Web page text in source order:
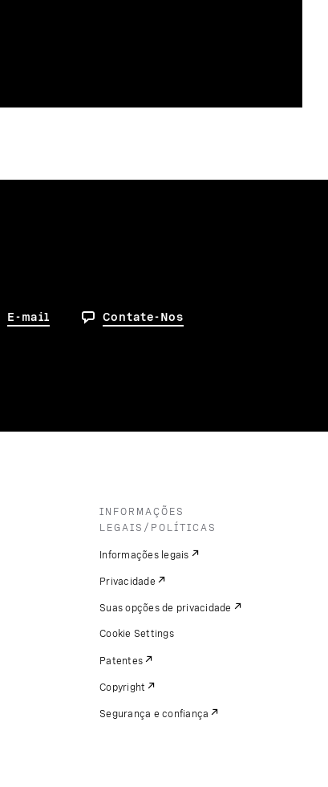
E-mail Contate-Nos
INFORMAÇÕES
LEGAIS/POLÍTICAS
Informações legais
Privacidade
Suas opções de privacidade
Cookie Settings
Patentes
Copyright
Segurança e confiança